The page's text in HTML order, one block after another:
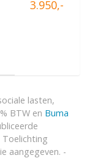
3.950,-
lasten,
BTW en Buma
Toelichting
aangegeven. -